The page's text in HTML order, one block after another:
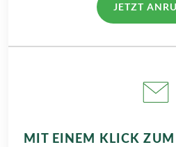
JETZT
MIT EINEM KLICK